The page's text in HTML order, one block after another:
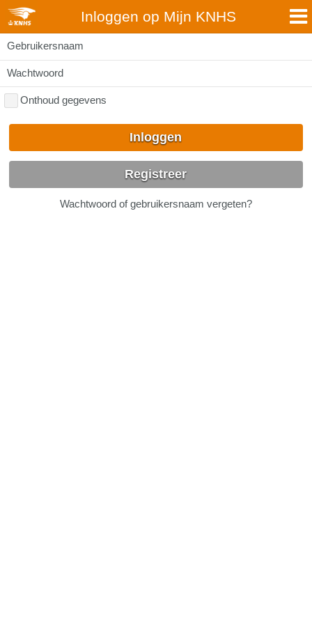
Inloggen op Mijn KNHS
Gebruikersnaam
Wachtwoord
Onthoud gegevens
Inloggen
Registreer
Wachtwoord of gebruikersnaam vergeten?